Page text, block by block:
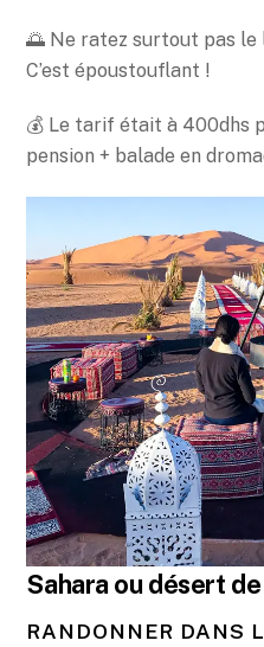
🌅 Ne ratez surtout pas le
C’est époustouflant !
💰 Le tarif était à 400dhs
pension + balade en
Sahara ou désert
RANDONNER DANS